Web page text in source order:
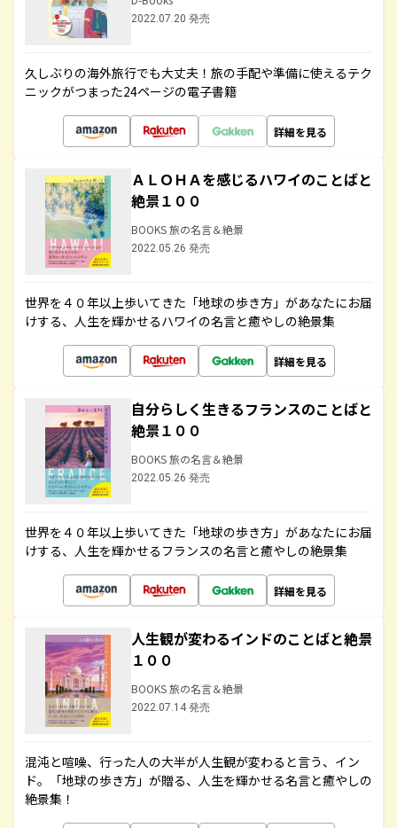
2022.07.20 発売
久しぶりの海外旅行でも大丈夫！旅の手配や準備に使えるテク
ニックがつまった24ページの電子書籍
詳細を見る
ＡＬＯＨＡを感じるハワイのことばと
絶景１００
BOOKS 旅の名言＆絶景
2022.05.26 発売
世界を４０年以上歩いてきた「地球の歩き方」があなたにお届
けする、人生を輝かせるハワイの名言と癒やしの絶景集
詳細を見る
自分らしく生きるフランスのことばと
絶景１００
BOOKS 旅の名言＆絶景
2022.05.26 発売
世界を４０年以上歩いてきた「地球の歩き方」があなたにお届
けする、人生を輝かせるフランスの名言と癒やしの絶景集
詳細を見る
人生観が変わるインドのことばと絶景
１００
BOOKS 旅の名言＆絶景
2022.07.14 発売
混沌と喧噪、行った人の大半が人生観が変わると言う、イン
ド。「地球の歩き方」が贈る、人生を輝かせる名言と癒やしの
絶景集！